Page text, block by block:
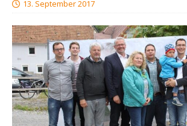
13. September 2017